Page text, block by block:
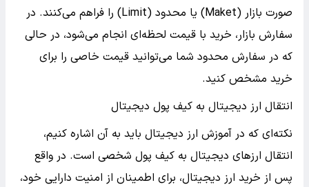
صورت بازار (Maket) یا محدود (Limit) را فراهم می‌کنند. در
سفارش بازار، خرید با قیمت لحظه‌ای انجام می‌شود، در حالی
که در سفارش محدود شما می‌توانید قیمت خاصی را برای
خرید مشخص کنید.
انتقال ارز دیجیتال به کیف پول دیجیتال
نکته‌ای که در آموزش ارز دیجیتال باید به آن اشاره کنیم،
انتقال ارزهای دیجیتال به کیف پول شخصی است. در واقع
پس از خرید ارز دیجیتال، برای اطمینان از امنیت دارایی خود،